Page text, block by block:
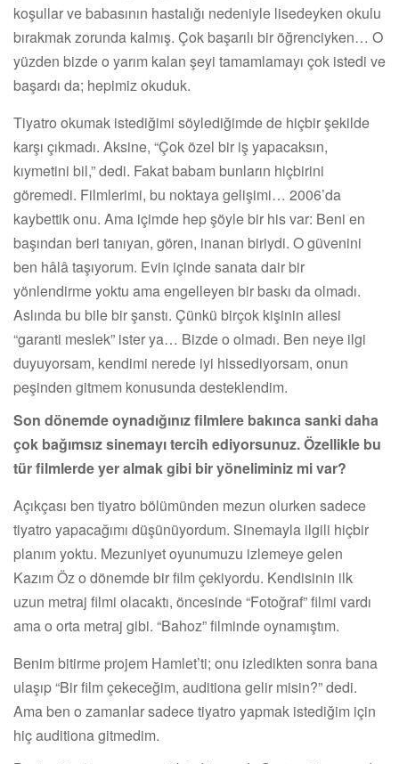
koşullar ve babasının hastalığı nedeniyle lisedeyken okulu
bırakmak zorunda kalmış. Çok başarılı bir öğrenciyken… O
yüzden bizde o yarım kalan şeyi tamamlamayı çok istedi ve
başardı da; hepimiz okuduk.
Tiyatro okumak istediğimi söylediğimde de hiçbir şekilde
karşı çıkmadı. Aksine, “Çok özel bir iş yapacaksın,
kıymetini bil,” dedi. Fakat babam bunların hiçbirini
göremedi. Filmlerimi, bu noktaya gelişimi… 2006’da
kaybettik onu. Ama içimde hep şöyle bir his var: Beni en
başından beri tanıyan, gören, inanan biriydi. O güvenini
ben hâlâ taşıyorum. Evin içinde sanata dair bir
yönlendirme yoktu ama engelleyen bir baskı da olmadı.
Aslında bu bile bir şanstı. Çünkü birçok kişinin ailesi
“garanti meslek” ister ya… Bizde o olmadı. Ben neye ilgi
duyuyorsam, kendimi nerede iyi hissediyorsam, onun
peşinden gitmem konusunda desteklendim.
Son dönemde oynadığınız filmlere bakınca sanki daha
çok bağımsız sinemayı tercih ediyorsunuz. Özellikle bu
tür filmlerde yer almak gibi bir yöneliminiz mi var?
Açıkçası ben tiyatro bölümünden mezun olurken sadece
tiyatro yapacağımı düşünüyordum. Sinemayla ilgili hiçbir
planım yoktu. Mezuniyet oyunumuzu izlemeye gelen
Kazım Öz o dönemde bir film çekiyordu. Kendisinin ilk
uzun metraj filmi olacaktı, öncesinde “Fotoğraf” filmi vardı
ama o orta metraj gibi. “Bahoz” filminde oynamıştım.
Benim bitirme projem Hamlet’ti; onu izledikten sonra bana
ulaşıp “Bir film çekeceğim, auditiona gelir misin?” dedi.
Ama ben o zamanlar sadece tiyatro yapmak istediğim için
hiç auditiona gitmedim.